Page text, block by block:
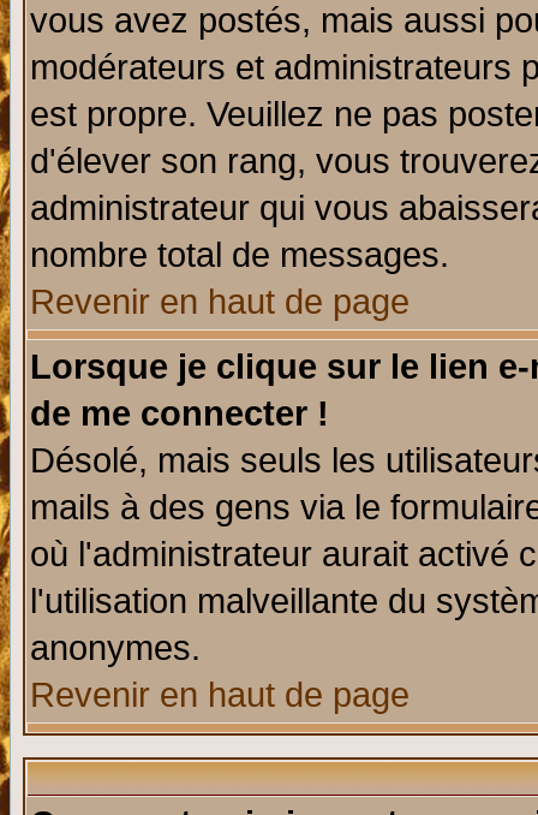
vous avez postés, mais aussi
modérateurs et administrateurs
est propre. Veuillez ne pas
d'élever son rang, vous
administrateur qui vous
nombre total de messages.
Revenir en haut de page
Lorsque je clique sur le lien
de me connecter !
Désolé, mais seuls les
mails à des gens via le
où l'administrateur aurait activé
l'utilisation malveillante du
anonymes.
Revenir en haut de page